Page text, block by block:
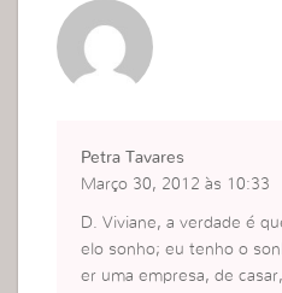
am dormir.”
Petra Tavares
Março 30, 2012 às 10:33
D. Viviane, a verdade é
elo sonho; eu tenho o
er uma empresa, de